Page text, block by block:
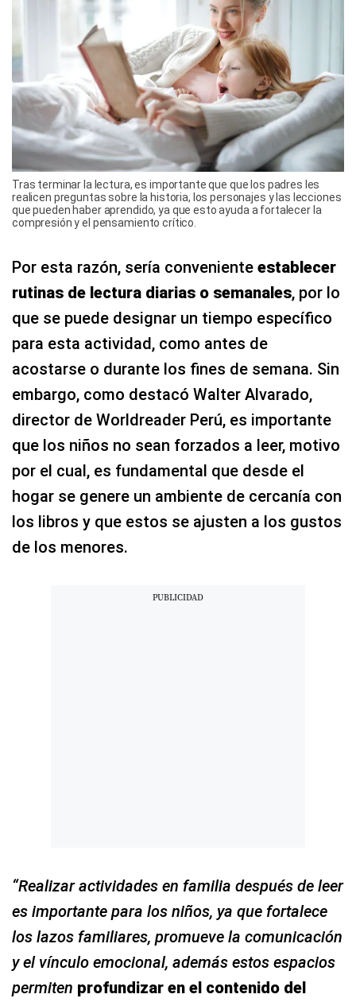
Tras terminar la lectura, es importante que que los padres les
realicen preguntas sobre la historia, los personajes y las lecciones
que pueden haber aprendido, ya que esto ayuda a fortalecer la
compresión y el pensamiento crítico.
Por esta razón, sería conveniente establecer
rutinas de lectura diarias o semanales, por lo
que se puede designar un tiempo específico
para esta actividad, como antes de
acostarse o durante los fines de semana. Sin
embargo, como destacó Walter Alvarado,
director de Worldreader Perú, es importante
que los niños no sean forzados a leer, motivo
por el cual, es fundamental que desde el
hogar se genere un ambiente de cercanía con
los libros y que estos se ajusten a los gustos
de los menores.
“Realizar actividades en familia después de leer
es importante para los niños, ya que fortalece
los lazos familiares, promueve la comunicación
y el vínculo emocional, además estos espacios
permiten profundizar en el contenido del